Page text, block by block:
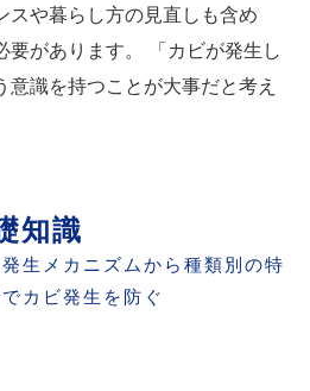
スや暮らし方の見直しも含め
要があります。 「カビが発生し
意識を持つことが大事だと考え
知識
生メカニズムから種類別の特
カビ発生を防ぐ